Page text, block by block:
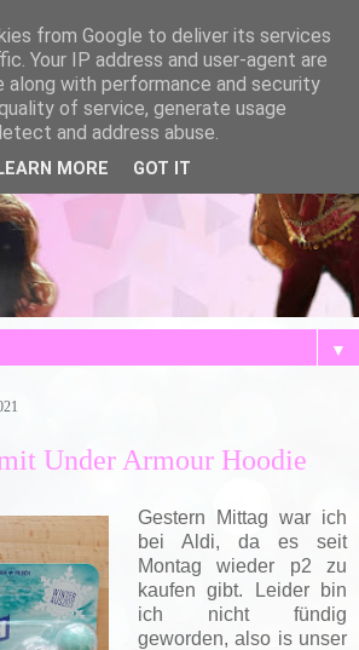
▼
Under Armour Hoodie
Gestern Mittag war ich
bei Aldi, da es seit
Montag wieder p2 zu
kaufen gibt. Leider bin
ich nicht fündig
geworden, also is unser
from Google to deliver its services
Your IP address and user-agent are
along with performance and security
of service, generate usage
and address abuse.
LEARN MORE GOT IT